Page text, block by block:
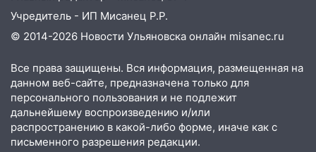
В Ульяновске директора фирмы
будут судить за неуплату налогов на 48
млн рублей
Подросток на питбайке сбил
велосипедистку: пострадали двое
07:20 Жара возвращается: ожидается
знойный и сухой четверг
06:00 Под Ульяновском при развороте
Учредитель - ИП Мисанец Р.Р.
© 2014-2026 Новости Ульяновска онлайн misanec.ru
Все права защищены. Вся информация, размещенная на
данном веб-сайте, предназначена только для
персонального пользования и не подлежит
дальнейшему воспроизведению и/или
распространению в какой-либо форме, иначе как с
письменного разрешения редакции.